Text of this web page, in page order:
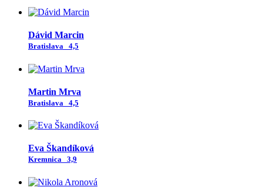
Dávid Marcin
Bratislava 4,5
Martin Mrva
Bratislava 4,5
Eva Škandíková
Kremnica 3,9